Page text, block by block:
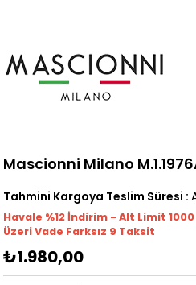
Mascionni Milano
Tahmini Kargoya Teslim Süresi :
Havale %12 İndirim - Alt Limit 1000
Üzeri Vade Farksız 9 Taksit
₺1.980,00